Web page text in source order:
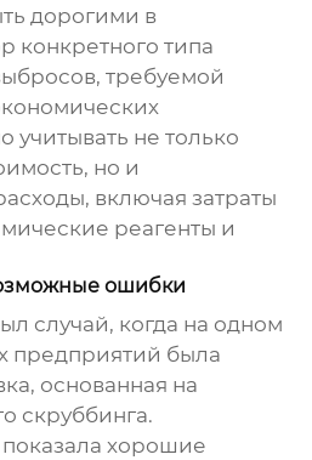
дорогими в
конкретного типа
требуемой
не только
но и
включая затраты
реагенты и
ошибки
случай, когда на одном
предприятий была
основанная на
скруббинга.
хорошие